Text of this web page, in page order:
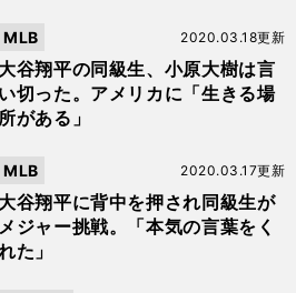
大谷翔平の同級生、小原大樹は言
い切った。アメリカに「生きる場
所がある」
2020.03.18更新
MLB
大谷翔平に背中を押され同級生が
メジャー挑戦。「本気の言葉をく
た」
2020.03.17更新
MLB